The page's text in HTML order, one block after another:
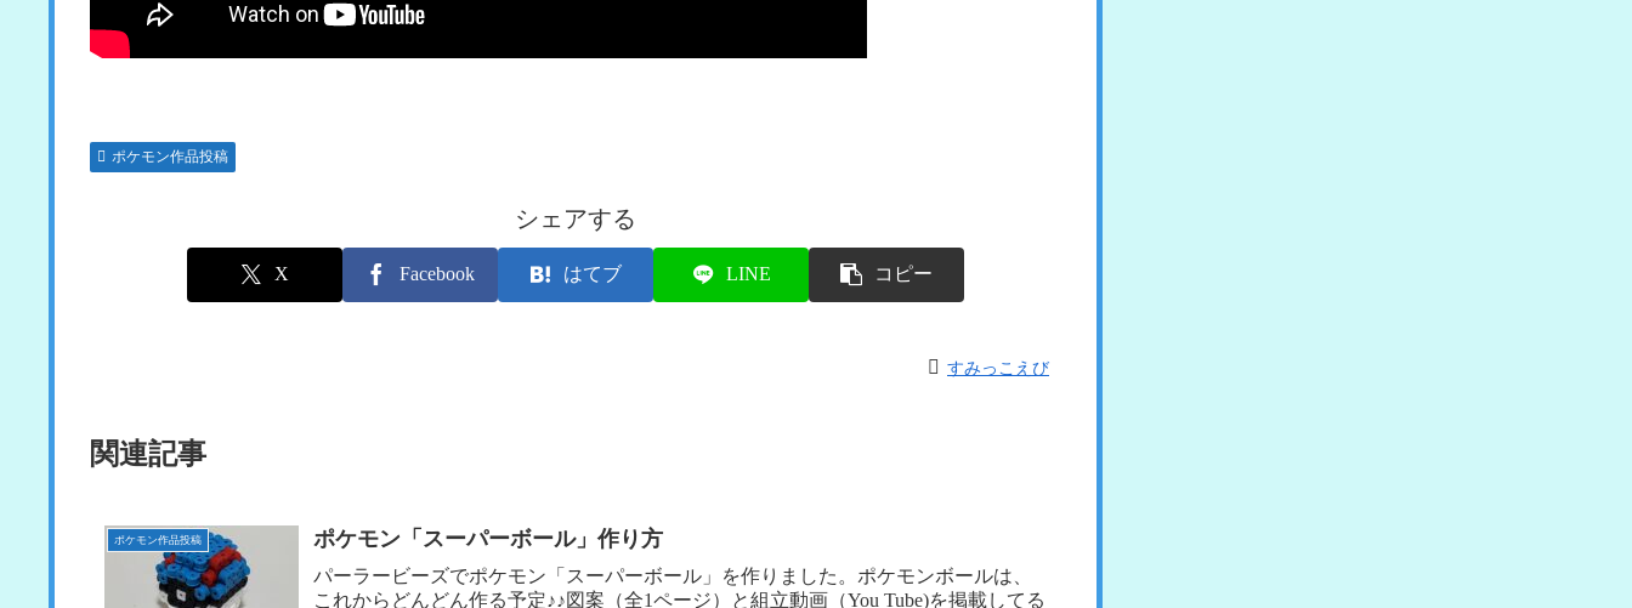
ポケモン作品投稿
シェアする
X Facebook はてブ LINE コピー
すみっこえび
関連記事
ポケモン作品投稿 ポケモン「スーパーボール」作り方
パーラービーズでポケモン「スーパーボール」を作りました。ポケモンボールは、
これからどんどん作る予定♪♪図案（全1ページ）と組立動画（You Tube)を掲載してる